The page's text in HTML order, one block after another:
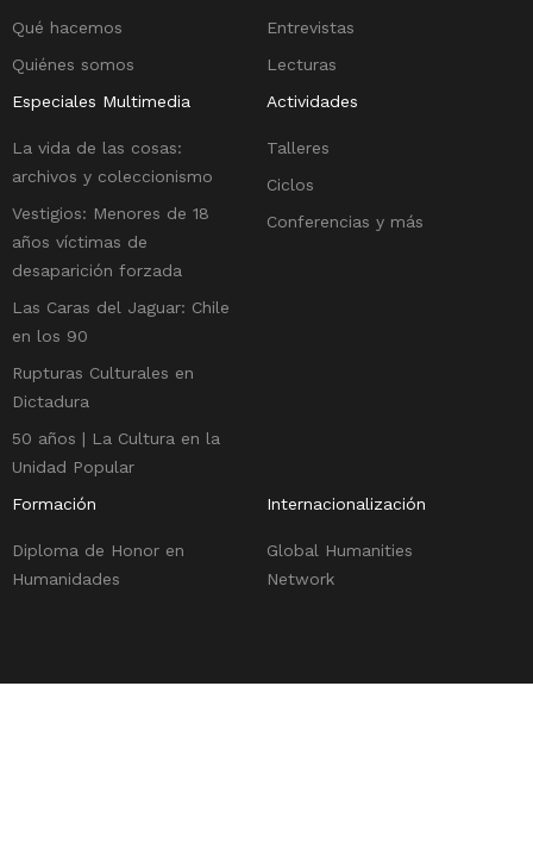
Qué hacemos
Quiénes somos
Entrevistas
Lecturas
Especiales Multimedia
La vida de las cosas:
archivos y coleccionismo
Vestigios: Menores de 18
años víctimas de
desaparición forzada
Las Caras del Jaguar: Chile
en los 90
Rupturas Culturales en
Dictadura
50 años | La Cultura en la
Unidad Popular
Actividades
Talleres
Ciclos
Conferencias y más
Formación
Diploma de Honor en
Humanidades
Internacionalización
Global Humanities
Network